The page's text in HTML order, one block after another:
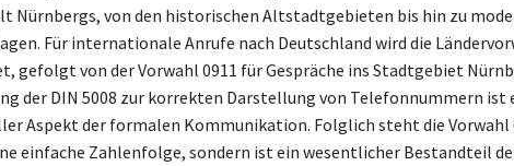
Nürnbergs, von den historischen Altstadtgebieten bis hin zu
Für internationale Anrufe nach Deutschland wird die
gefolgt von der Vorwahl 0911 für Gespräche ins Stadtgebiet
der DIN 5008 zur korrekten Darstellung von Telefonnummern ist
Aspekt der formalen Kommunikation. Folglich steht die Vorwahl
einfache Zahlenfolge, sondern ist ein wesentlicher Bestandteil